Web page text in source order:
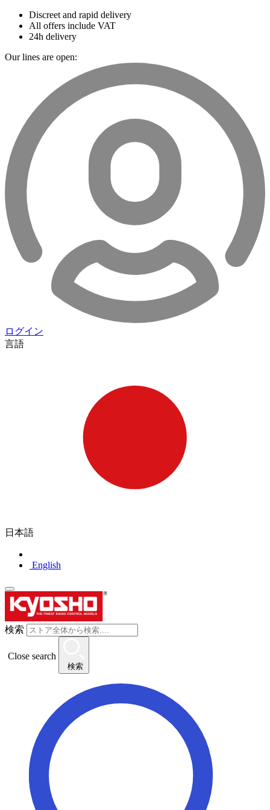
Discreet and rapid delivery
All offers include VAT
24h delivery
Our lines are open:
ログイン
言語
日本語
English
検索
Close search
検索